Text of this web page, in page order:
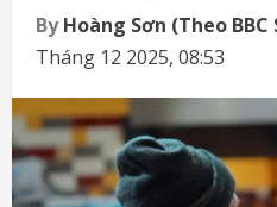
ByHoàng Sơn (Theo BBC
Tháng 12 2025, 08:53